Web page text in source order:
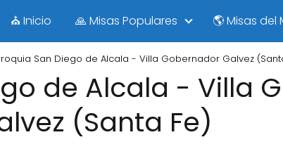
⛪ Inicio 🙏 Misas Populares 🌎 Misas del
San Diego de Alcala - Villa Gobernador Galvez
de Alcala - Villa
(Santa Fe)